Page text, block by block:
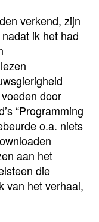
verkend, zijn
ik het had
door
“Programming
o.a. niets
aan het
die
van het verhaal,